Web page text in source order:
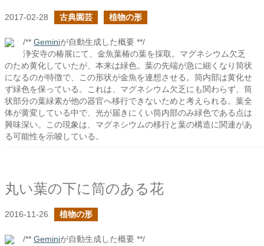
2017-02-28 古典園芸 植物の形
/** Geminiが自動生成した概要 **/
浄安寺の椿展にて、金魚葉椿の葉を採取。マグネシウム欠乏
のため黄化していたが、本来は緑色。葉の先端が急に細くなり筒状
になるのが特徴で、この形状が金魚を連想させる。筒内部は黄化せ
ず緑色を保っている。これは、マグネシウム欠乏にも関わらず、筒
状部分の葉緑素が他の器官へ移行できないためと考えられる。葉全
体が黄変している中で、光が届きにくい筒内部のみ緑色である点は
興味深い。この現象は、マグネシウムの移行と葉の構造に関連があ
る可能性を示唆している。
丸い葉の下に筒のある花
2016-11-26 植物の形
/** Geminiが自動生成した概要 **/